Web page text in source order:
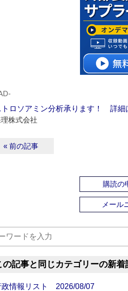
トロソアミン分析承ります！ 詳細
株式会社
« 前の記事
購読の
メール
の記事と同じカテゴリーの新着
政情報リスト 2026/08/07